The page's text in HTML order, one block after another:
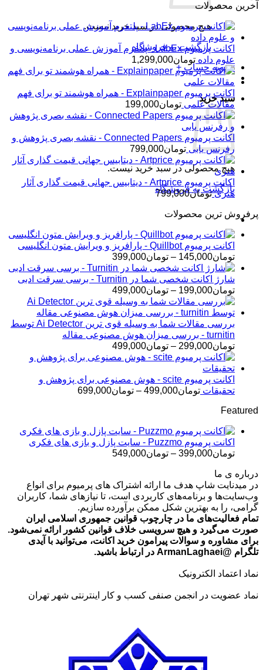
هیچ محصولی در سبد خرید نیست.
بازگشت به فروشگاه
تسویه حساب +
سبد خرید
هیچ محصولی در سبد خرید نیست.
بازگشت به فروشگاه
آخرین محصولات
اکانت پرمیوم LabEx - پلتفرم آموزش عملی برنامه‌نویسی و
علوم داده تومان1,299,000
اکانت پرمیوم Explainpaper - همراه هوشمند تو برای فهم
مقالات علمی تومان199,000
اکانت پرمیوم Connected Papers - نقشه بصری پژوهش و
رفرنس یابی تومان799,000
اکانت پرمیوم Artprice - دیتابیس جهانی قیمت ‌گذاری آثار
هنری تومان799,000
پرفروش ترین محصولات
اکانت پرمیوم Quillbot - پارافریز و ویرایش متون انگلیسی
تومان145,000
– تومان399,000محدوده
قیمت:
تومان145,000
تا
تومان399,000
شارژ اکانت شخصی شما در Turnitin - برسی سرقت ادبی
تومان199,000
– تومان499,000محدوده
قیمت:
تومان199,000
تا
تومان499,000
بررسی مقالات شما به وسیله قوی ترین Ai Detector توسط
turnitin - بررسی میزان هوش مصنوعی مقاله
تومان299,000
– تومان499,000محدوده
قیمت:
تا
تومان499,000
اکانت پرمیوم scite - هوش مصنوعی برای پژوهش و
تحقیقات تومان499,000
– تومان699,000محدوده
تومان699,000
Featured
اکانت پرمیوم Puzzmo - سایت پازل و بازی های فکری
تومان399,000
– تومان549,000
تا
تومان549,000
درباره ی ما
در میدنایت شاپ هدف ما ارائه اشتراک های پرمیوم برای انواع
وب‌سایت‌ها و برنامه‌های کاربردی است، تا نیازهای شما، کاربران
گرامی، را به بهترین شکل ممکن برآورده سازیم.
تمام فعالیت‌های ما در چارچوب قوانین جمهوری اسلامی ایران
صورت می‌گیرد و هیچ سرویسی خلاف قوانین کشور ارائه نمی‌شود.
برای مشاوره و سوالات پیرامون خرید اکانت، می‌توانید با آیدی
تلگرام @ArmanLaghaei در ارتباط باشید.
نماد اعتماد الکترونیک
نماد عضویت در انجمن صنفی کسب و کار اینترنتی شهر تهران